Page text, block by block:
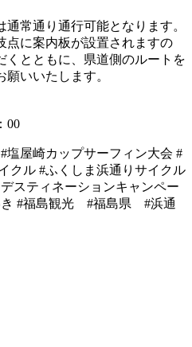
常通り通行可能となります。
点に案内板が設置されますの
くとともに、県道側のルートを
いいたします。
00
塩屋崎カップサーフィン大会 #
クル #ふくしま浜通りサイクル
スティネーションキャンペー
き #福島観光 #福島県 #浜通